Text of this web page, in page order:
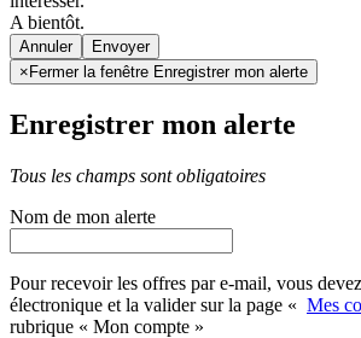
A bientôt.
Annuler
× Fermer la fenêtre Enregistrer mon alerte
Enregistrer mon alerte
Tous les champs sont obligatoires
Nom de mon alerte
Pour recevoir les offres par e-mail, vous
électronique et la valider sur la page « Mes
rubrique « Mon compte »